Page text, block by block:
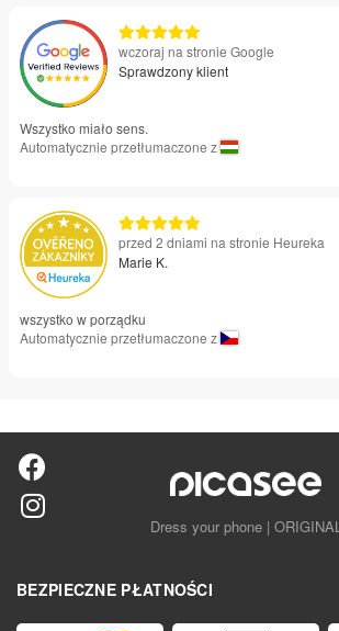
wczoraj na stronie Google
Sprawdzony klient
Wszystko miało sens.
Automatycznie przetłumaczone z
przed 2 dniami na stronie Heureka
Marie K.
wszystko w porządku
Automatycznie przetłumaczone z
Dress your phone | ORIGINAL
BEZPIECZNE PŁATNOŚCI